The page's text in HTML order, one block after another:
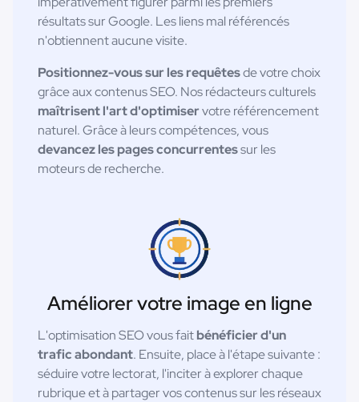
résultats sur Google. Les liens mal référencés
n'obtiennent aucune visite.
Positionnez-vous sur les requêtesde votre choix
grâce aux contenus SEO. Nos rédacteurs culturels
maîtrisent l'art d'optimiservotre référencement
naturel. Grâce à leurs compétences, vous
devancez les pages concurrentessur les
moteurs de recherche.
Améliorer votre image en ligne
L'optimisation SEO vous faitbénéficier d'un
trafic abondant. Ensuite, place à l'étape suivante :
séduire votre lectorat, l'inciter à explorer chaque
rubrique et à partager vos contenus sur les réseaux